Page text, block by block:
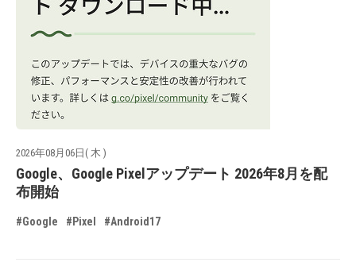
2026年08月06日( 木 )
Google、Google Pixelアップデート 2026年8月を配
布開始
#Google #Pixel #Android17